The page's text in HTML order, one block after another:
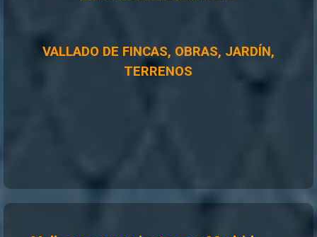
VALLADO DE FINCAS, OBRAS, JARDÍN,
TERRENOS